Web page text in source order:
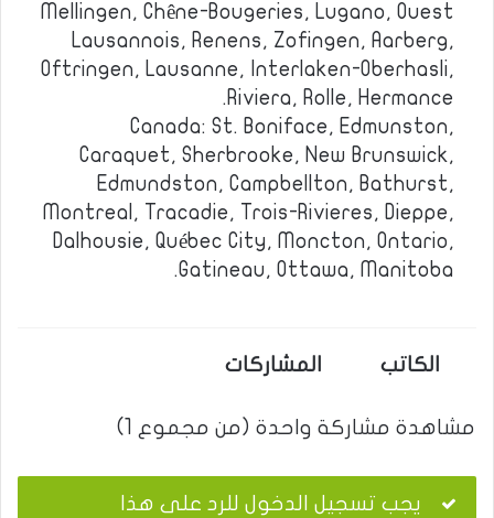
Mellingen, Chêne-Bougeries, Lugano, Ouest
Lausannois, Renens, Zofingen, Aarberg,
Oftringen, Lausanne, Interlaken-Oberhasli,
Riviera, Rolle, Hermance.
Canada: St. Boniface, Edmunston,
Caraquet, Sherbrooke, New Brunswick,
Edmundston, Campbellton, Bathurst,
Montreal, Tracadie, Trois-Rivieres, Dieppe,
Dalhousie, Québec City, Moncton, Ontario,
Gatineau, Ottawa, Manitoba.
الكاتب المشاركات
مشاهدة مشاركة واحدة (من مجموع 1)
يجب تسجيل الدخول للرد على هذا